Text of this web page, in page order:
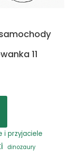
11
i przyjaciele
dinozaury